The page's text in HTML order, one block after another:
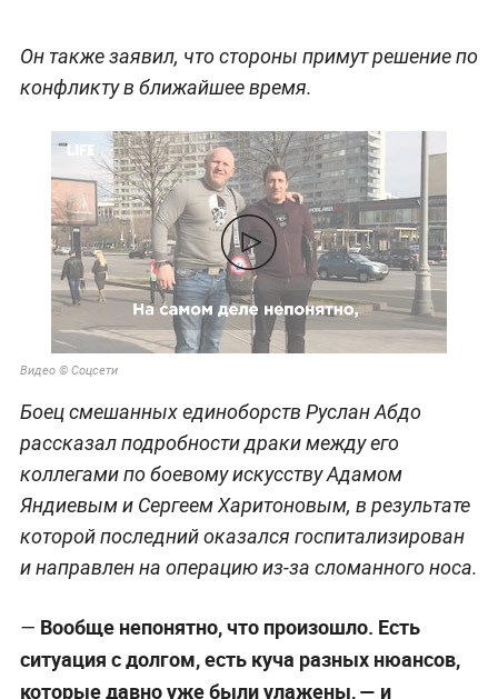
Он также заявил, что стороны примут решение по
конфликту в ближайшее время.
Видео © Соцсети
Боец смешанных единоборств Руслан Абдо
рассказал подробности драки между его
коллегами по боевому искусству Адамом
Яндиевым и Сергеем Харитоновым, в результате
которой последний оказался госпитализирован
и направлен на операцию из-за сломанного носа.
— Вообще непонятно, что произошло. Есть
ситуация с долгом, есть куча разных нюансов,
которые давно уже были улажены, — и